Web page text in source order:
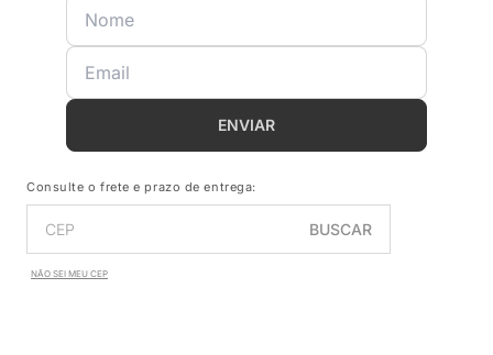
ENVIAR
Consulte o frete e prazo de entrega:
BUSCAR
NÃO SEI MEU CEP